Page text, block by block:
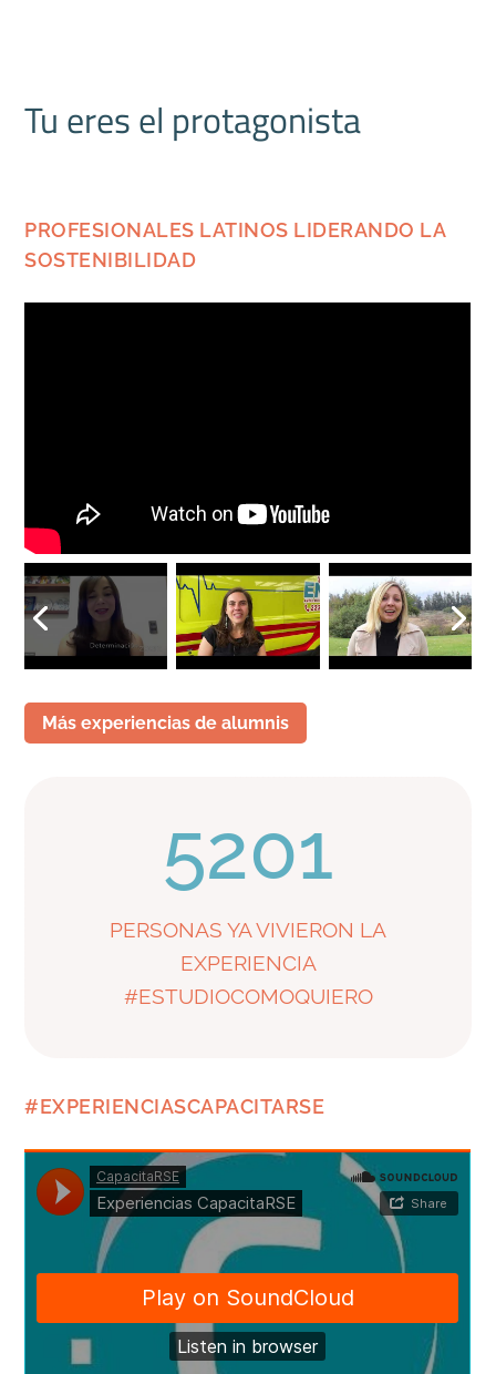
Tu eres el protagonista
PROFESIONALES LATINOS LIDERANDO LA
SOSTENIBILIDAD
Más experiencias de alumnis
5201
PERSONAS YA VIVIERON LA
EXPERIENCIA
#ESTUDIOCOMOQUIERO
#EXPERIENCIASCAPACITARSE